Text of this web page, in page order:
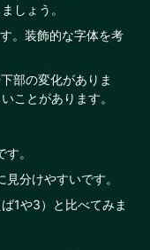
しょう。
。装飾的な字体を考
部の変化がありま
ことがあります。
。
分けやすいです。
1や3）と比べてみま